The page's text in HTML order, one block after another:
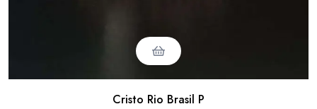
Cristo Rio Brasil P